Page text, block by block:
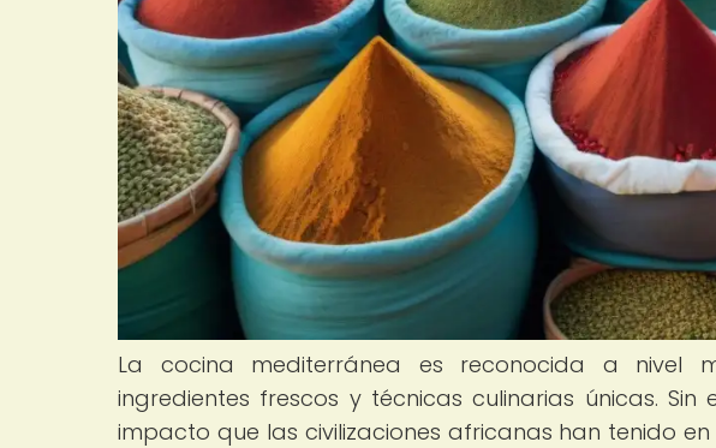
La cocina mediterránea es reconocida a nivel
ingredientes frescos y técnicas culinarias únicas.
impacto que las civilizaciones africanas han tenido